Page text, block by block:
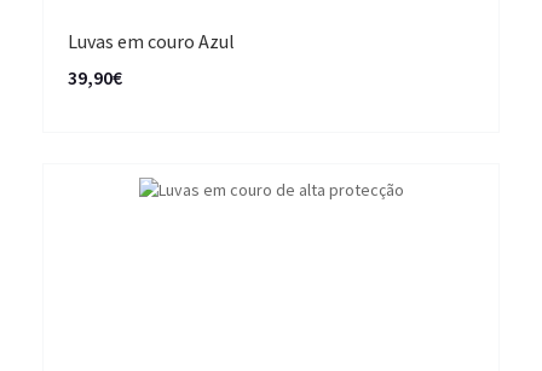
Luvas em couro Azul
39,90€